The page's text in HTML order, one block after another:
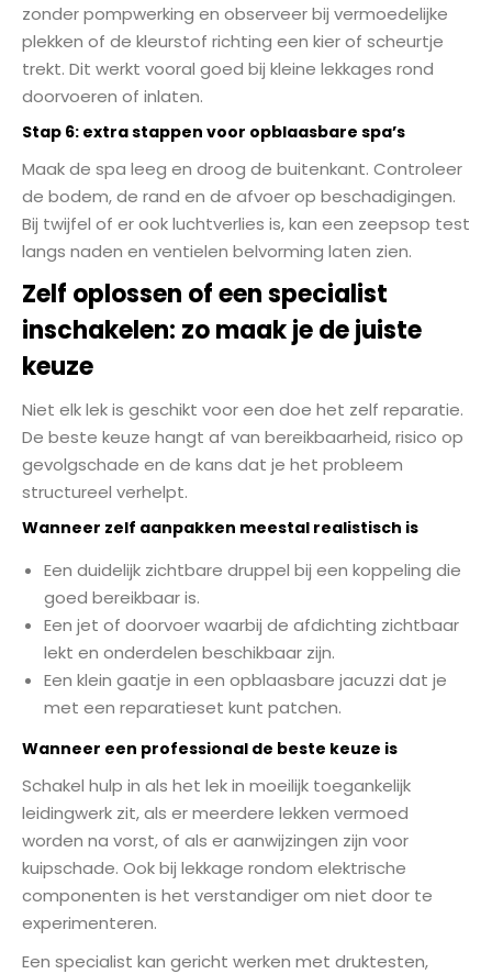
zonder pompwerking en observeer bij vermoedelijke
plekken of de kleurstof richting een kier of scheurtje
trekt. Dit werkt vooral goed bij kleine lekkages rond
doorvoeren of inlaten.
Stap 6: extra stappen voor opblaasbare spa’s
Maak de spa leeg en droog de buitenkant. Controleer
de bodem, de rand en de afvoer op beschadigingen.
Bij twijfel of er ook luchtverlies is, kan een zeepsop test
langs naden en ventielen belvorming laten zien.
Zelf oplossen of een specialist
inschakelen: zo maak je de juiste
keuze
Niet elk lek is geschikt voor een doe het zelf reparatie.
De beste keuze hangt af van bereikbaarheid, risico op
gevolgschade en de kans dat je het probleem
structureel verhelpt.
Wanneer zelf aanpakken meestal realistisch is
Een duidelijk zichtbare druppel bij een koppeling die
goed bereikbaar is.
Een jet of doorvoer waarbij de afdichting zichtbaar
lekt en onderdelen beschikbaar zijn.
Een klein gaatje in een opblaasbare jacuzzi dat je
met een reparatieset kunt patchen.
Wanneer een professional de beste keuze is
Schakel hulp in als het lek in moeilijk toegankelijk
leidingwerk zit, als er meerdere lekken vermoed
worden na vorst, of als er aanwijzingen zijn voor
kuipschade. Ook bij lekkage rondom elektrische
componenten is het verstandiger om niet door te
experimenteren.
Een specialist kan gericht werken met druktesten,